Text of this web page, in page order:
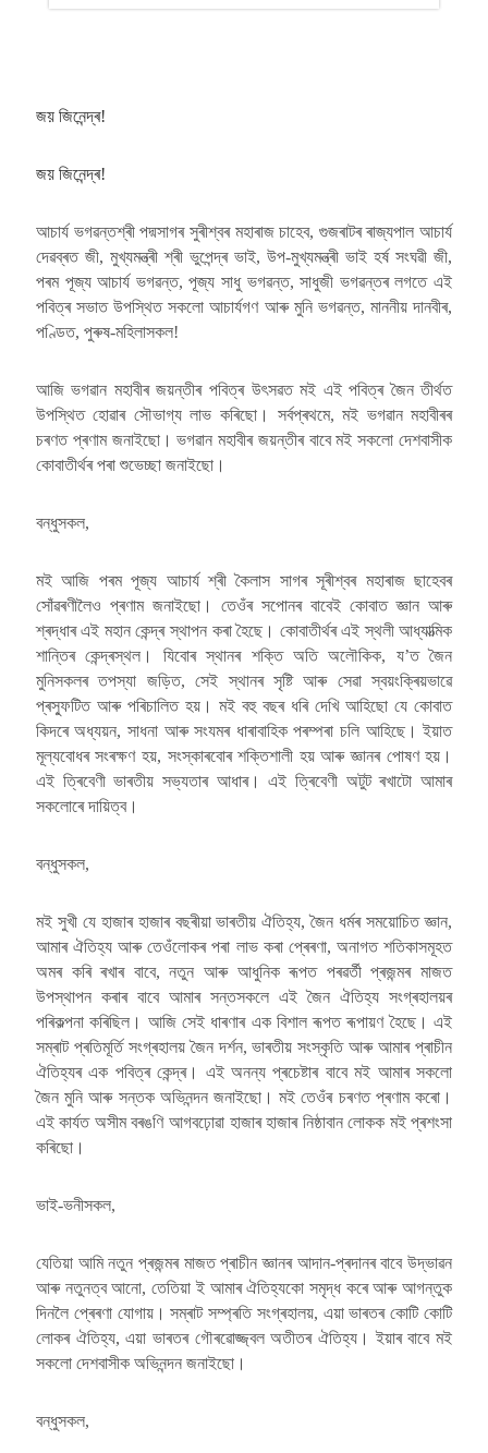
জয় জিনেন্দ্ৰ!
জয় জিনেন্দ্ৰ!
আচাৰ্য ভগৱন্তশ্ৰী পদ্মসাগৰ সুৰীশ্বৰ মহাৰাজ চাহেব, গুজৰাটৰ ৰাজ্যপাল আচাৰ্য
দেৱব্ৰত জী, মুখ্যমন্ত্ৰী শ্ৰী ভুপেন্দ্ৰ ভাই, উপ-মুখ্যমন্ত্ৰী ভাই হৰ্ষ সংঘৱী জী,
পৰম পূজ্য আচাৰ্য ভগৱন্ত, পূজ্য সাধু ভগৱন্ত, সাধুজী ভগৱন্তৰ লগতে এই
পবিত্ৰ সভাত উপস্থিত সকলো আচাৰ্যগণ আৰু মুনি ভগৱন্ত, মাননীয় দানবীৰ,
পণ্ডিত, পুৰুষ-মহিলাসকল!
আজি ভগৱান মহাবীৰ জয়ন্তীৰ পবিত্ৰ উৎসৱত মই এই পবিত্ৰ জৈন তীৰ্থত
উপস্থিত হোৱাৰ সৌভাগ্য লাভ কৰিছো। সৰ্বপ্ৰথমে, মই ভগৱান মহাবীৰৰ
চৰণত প্ৰণাম জনাইছো। ভগৱান মহাবীৰ জয়ন্তীৰ বাবে মই সকলো দেশবাসীক
কোবাতীৰ্থৰ পৰা শুভেচ্ছা জনাইছো।
বন্ধুসকল,
মই আজি পৰম পূজ্য আচাৰ্য শ্ৰী কৈলাস সাগৰ সূৰীশ্বৰ মহাৰাজ ছাহেবৰ
সোঁৱৰণীলৈও প্ৰণাম জনাইছো। তেওঁৰ সপোনৰ বাবেই কোবাত জ্ঞান আৰু
শ্ৰদ্ধাৰ এই মহান কেন্দ্ৰ স্থাপন কৰা হৈছে। কোবাতীৰ্থৰ এই স্থলী আধ্যাত্মিক
শান্তিৰ কেন্দ্ৰস্থল। যিবোৰ স্থানৰ শক্তি অতি অলৌকিক, য’ত জৈন
মুনিসকলৰ তপস্যা জড়িত, সেই স্থানৰ সৃষ্টি আৰু সেৱা স্বয়ংক্ৰিয়ভাৱে
প্ৰস্ফুটিত আৰু পৰিচালিত হয়। মই বহু বছৰ ধৰি দেখি আহিছো যে কোবাত
কিদৰে অধ্যয়ন, সাধনা আৰু সংযমৰ ধাৰাবাহিক পৰম্পৰা চলি আহিছে। ইয়াত
মূল্যবোধৰ সংৰক্ষণ হয়, সংস্কাৰবোৰ শক্তিশালী হয় আৰু জ্ঞানৰ পোষণ হয়।
এই ত্ৰিবেণী ভাৰতীয় সভ্যতাৰ আধাৰ। এই ত্ৰিবেণী অটুট ৰখাটো আমাৰ
সকলোৰে দায়িত্ব।
বন্ধুসকল,
মই সুখী যে হাজাৰ হাজাৰ বছৰীয়া ভাৰতীয় ঐতিহ্য, জৈন ধৰ্মৰ সময়োচিত জ্ঞান,
আমাৰ ঐতিহ্য আৰু তেওঁলোকৰ পৰা লাভ কৰা প্ৰেৰণা, অনাগত শতিকাসমূহত
অমৰ কৰি ৰখাৰ বাবে, নতুন আৰু আধুনিক ৰূপত পৰৱৰ্তী প্ৰজন্মৰ মাজত
উপস্থাপন কৰাৰ বাবে আমাৰ সন্তসকলে এই জৈন ঐতিহ্য সংগ্ৰহালয়ৰ
পৰিকল্পনা কৰিছিল। আজি সেই ধাৰণাৰ এক বিশাল ৰূপত ৰূপায়ণ হৈছে। এই
সম্ৰাট প্ৰতিমূৰ্তি সংগ্ৰহালয় জৈন দৰ্শন, ভাৰতীয় সংস্কৃতি আৰু আমাৰ প্ৰাচীন
ঐতিহ্যৰ এক পবিত্ৰ কেন্দ্ৰ। এই অনন্য প্ৰচেষ্টাৰ বাবে মই আমাৰ সকলো
জৈন মুনি আৰু সন্তক অভিনন্দন জনাইছো। মই তেওঁৰ চৰণত প্ৰণাম কৰো।
এই কাৰ্যত অসীম বৰঙণি আগবঢ়োৱা হাজাৰ হাজাৰ নিষ্ঠাবান লোকক মই প্ৰশংসা
কৰিছো।
ভাই-ভনীসকল,
যেতিয়া আমি নতুন প্ৰজন্মৰ মাজত প্ৰাচীন জ্ঞানৰ আদান-প্ৰদানৰ বাবে উদ্ভাৱন
আৰু নতুনত্ব আনো, তেতিয়া ই আমাৰ ঐতিহ্যকো সমৃদ্ধ কৰে আৰু আগন্তুক
দিনলৈ প্ৰেৰণা যোগায়। সম্ৰাট সম্প্ৰতি সংগ্ৰহালয়, এয়া ভাৰতৰ কোটি কোটি
লোকৰ ঐতিহ্য, এয়া ভাৰতৰ গৌৰৱোজ্জ্বল অতীতৰ ঐতিহ্য। ইয়াৰ বাবে মই
সকলো দেশবাসীক অভিনন্দন জনাইছো।
বন্ধুসকল,